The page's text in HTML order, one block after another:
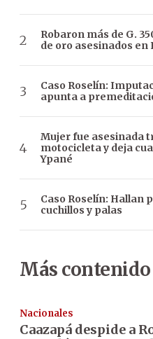
Robaron más de G.
de oro asesinados en
Caso Roselín:
apunta a
Mujer fue asesinada
motocicleta y deja
Ypané
Caso Roselín: Hallan
cuchillos y palas
Más contenido
Nacionales
Caazapá despide a